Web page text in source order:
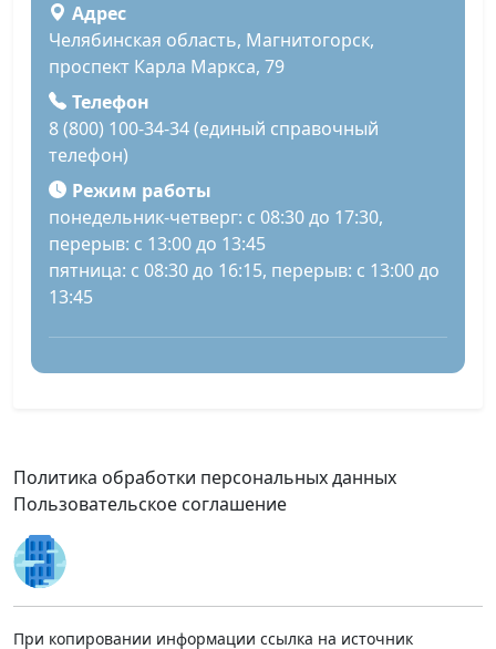
Адрес
Челябинская область, Магнитогорск,
проспект Карла Маркса, 79
Телефон
8 (800) 100-34-34 (единый справочный
телефон)
Режим работы
понедельник-четверг: с 08:30 до 17:30,
перерыв: с 13:00 до 13:45
пятница: с 08:30 до 16:15, перерыв: с 13:00 до
13:45
Политика обработки персональных данных
Пользовательское соглашение
При копировании информации ссылка на источник